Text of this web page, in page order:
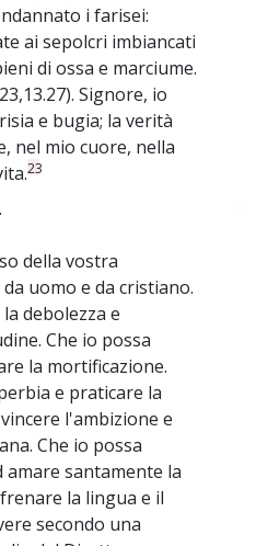
i farisei:
ai sepolcri imbiancati
di ossa e marciume.
Signore, io
e bugia; la verità
nel mio cuore, nella
23
della vostra
uomo e da cristiano.
debolezza e
Che io possa
la mortificazione.
e praticare la
l'ambizione e
Che io possa
amare santamente la
la lingua e il
secondo una